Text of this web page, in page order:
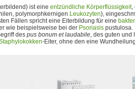
ist eine entzündliche Körperflüssigkeit,
polymorphkernigen Leukozyten),
Fällen spricht eine Eiterbildung für eine
wie beispielsweise bei der Psoriasis pustulosa.
des pus bonum et laudabile, des guten und
-Eiter, ohne den eine